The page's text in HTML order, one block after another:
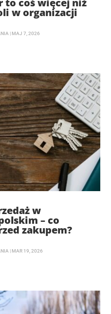
to coś więcej niż
w organizacji
| MAJ 7, 2026
w
– co
zakupem?
| MAR 19, 2026